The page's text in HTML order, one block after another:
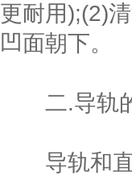
更耐用);(2)
凹面朝下。
二.导轨的
导轨和直